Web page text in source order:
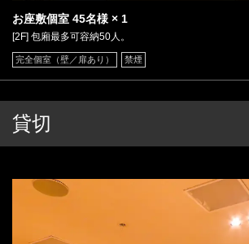
お座敷個室 45名様 × 1
[2F] 包廂最多可容納50人。
完全個室（壁／扉あり） 禁煙
貸切